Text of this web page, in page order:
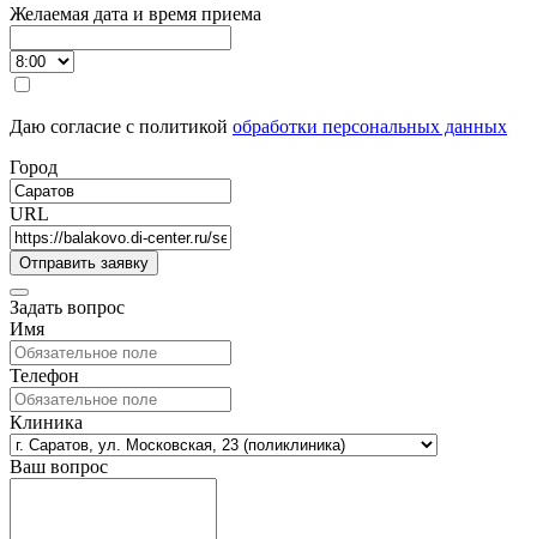
Желаемая дата и время приема
Даю согласие с политикой обработки персональных данных
Город
URL
Задать вопрос
Имя
Телефон
Клиника
Ваш вопрос